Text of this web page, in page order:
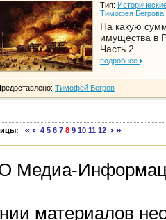
Тип:
Тимофея Бегрова
На какую
имущества в
Часть 2
подробнее
Тимофей Бегров
4 5 6 7 8 9 10 11 12
Медиа-
материалов